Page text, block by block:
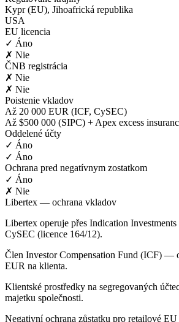
Kypr (EU), Jihoafrická republika
USA
EU licencia
✓ Áno
✗ Nie
ČNB registrácia
✗ Nie
✗ Nie
Poistenie vkladov
Až 20 000 EUR (ICF, CySEC)
Až $500 000 (SIPC) + Apex excess
Oddelené účty
✓ Áno
✓ Áno
Ochrana pred negatívnym zostatkom
✓ Áno
✗ Nie
Libertex — ochrana vkladov
Libertex operuje přes Indication
CySEC (licence 164/12).
Člen Investor Compensation Fund (ICF) —
EUR na klienta.
Klientské prostředky na segregovaných
majetku společnosti.
Negativní ochrana zůstatku pro retailové